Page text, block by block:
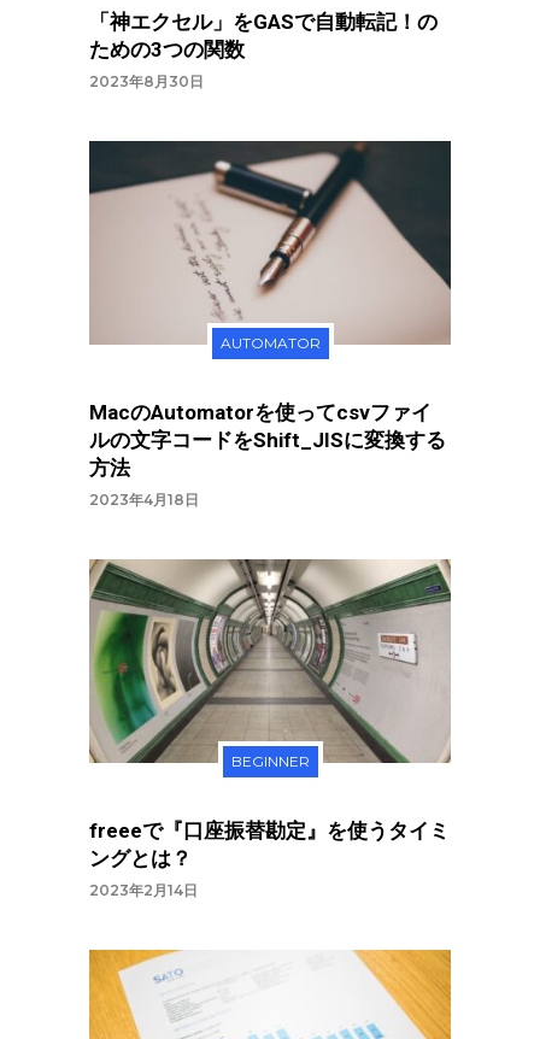
「神エクセル」をGASで自動転記！の
ための3つの関数
2023年8月30日
AUTOMATOR
MacのAutomatorを使ってcsvファイ
ルの文字コードをShift_JISに変換する
方法
2023年4月18日
BEGINNER
freeeで『口座振替勘定』を使うタイミ
ングとは？
2023年2月14日